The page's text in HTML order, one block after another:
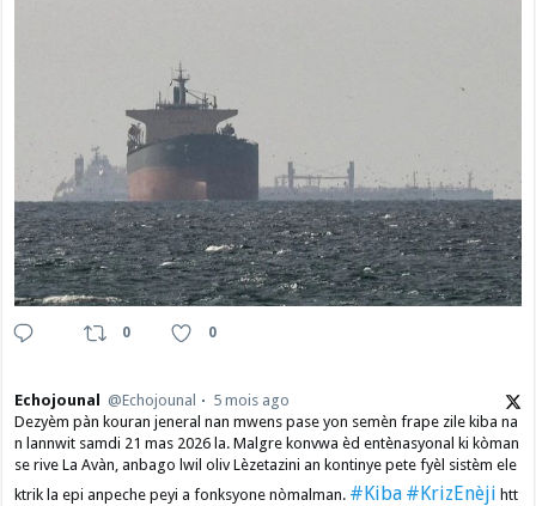
0 0
Echojounal @Echojounal
5 mois ago
Dezyèm pàn kouran jeneral nan mwens pase yon semèn frape zile kiba na
n lannwit samdi 21 mas 2026 la. Malgre konvwa èd entènasyonal ki kòman
se rive La Avàn, anbago lwil oliv Lèzetazini an kontinye pete fyèl sistèm ele
ktrik la epi anpeche peyi a fonksyone nòmalman. #Kiba #KrizEnèji htt